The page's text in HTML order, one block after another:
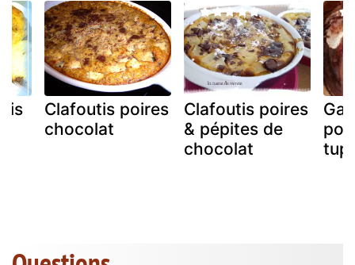
Clafoutis poires
chocolat
Clafoutis poires
& pépites de
chocolat